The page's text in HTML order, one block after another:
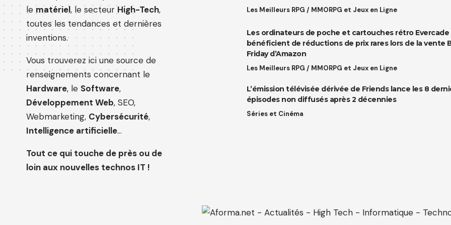
le matériel, le secteurHigh-Tech,
toutes les tendances et dernières
inventions.
Vous trouverez ici une source de
renseignements concernant le
Hardware, le Software,
Développement Web, SEO,
Webmarketing, Cybersécurité,
Intelligence artificielle…
Tout ce qui touche de près ou de
loin aux nouvelles technos IT !
Les Meilleurs RPG / MMORPG et Jeux en Ligne
Les ordinateurs de poche et cartouches rétro Evercade
bénéficient de réductions de prix rares lors de la vente
Friday d’Amazon
Les Meilleurs RPG / MMORPG et Jeux en Ligne
L’émission télévisée dérivée de Friends lance les 8
épisodes non diffusés après 2 décennies
Séries et Cinéma